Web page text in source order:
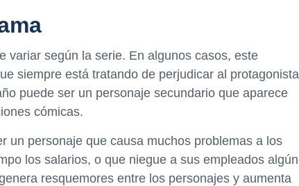
variar según la serie. En algunos casos, este
siempre está tratando de perjudicar al protagonista
puede ser un personaje secundario que aparece
cómicas.
un personaje que causa muchos problemas a los
los salarios, o que niegue a sus empleados algún
resquemores entre los personajes y aumenta